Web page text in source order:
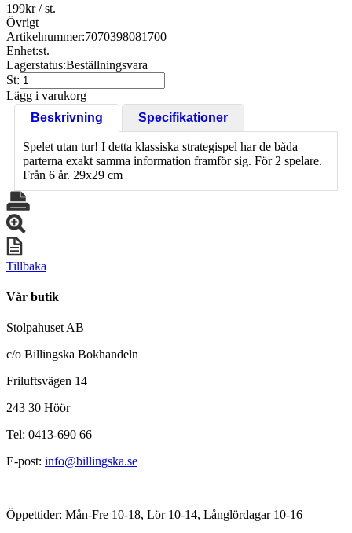
199kr/ st.
Övrigt
Artikelnummer:7070398081700
Enhet:st.
Lagerstatus:Beställningsvara
St:
Lägg i varukorg
Beskrivning
Specifikationer
Spelet utan tur! I detta klassiska strategispel har de båda
parterna exakt samma information framför sig. För 2 spelare.
Från 6 år. 29x29 cm
Tillbaka
Vår butik
Stolpahuset AB
c/o Billingska Bokhandeln
Friluftsvägen 14
243 30 Höör
Tel: 0413-690 66
E-post: info@billingska.se
Öppettider: Mån-Fre 10-18, Lör 10-14, Långlördagar 10-16